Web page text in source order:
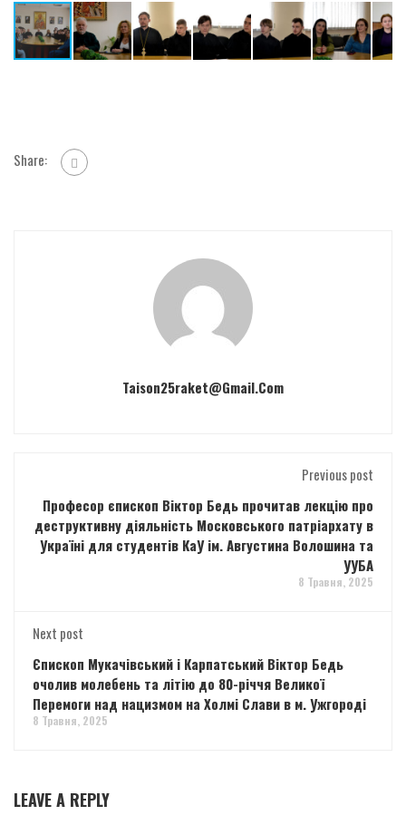
Share:
Taison25raket@gmail.com
Previous post
Професор єпископ Віктор Бедь прочитав лекцію про
деструктивну діяльність Московського патріархату в
Україні для студентів КаУ ім. Августина Волошина та
УУБА
8 Травня, 2025
Next post
Єпископ Мукачівський і Карпатський Віктор Бедь
очолив молебень та літію до 80-річчя Великої
Перемоги над нацизмом на Холмі Слави в м. Ужгороді
8 Травня, 2025
LEAVE A REPLY